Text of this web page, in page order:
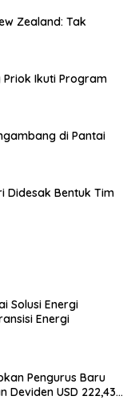
Zealand: Tak
Priok Ikuti Program
di Pantai
Didesak Bentuk Tim
Solusi Energi
Energi
Pengurus Baru
Deviden USD 222,43